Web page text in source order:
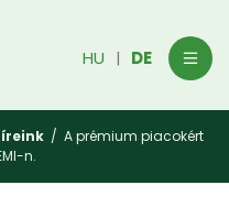
HU | DE
/ A prémium piacokért
n.